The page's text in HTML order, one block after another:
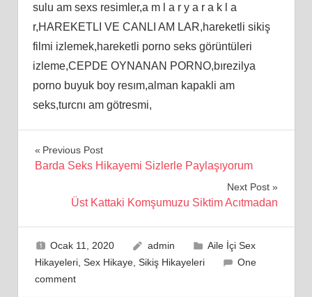
sulu am sexs resimler,a m l a r y a r a k l a
r,HAREKETLI VE CANLI AM LAR,hareketli sikiş
filmi izlemek,hareketli porno seks görüntüleri
izleme,CEPDE OYNANAN PORNO,bırezilya
porno buyuk boy resım,alman kapakli am
seks,turcnı am götresmi,
Yazı
Previous Post
Barda Seks Hikayemi Sizlerle Paylaşıyorum
Next Post
Üst Kattaki Komşumuzu Siktim Acıtmadan
Ocak 11, 2020 admin
Aile İçi Sex
Hikayeleri, Sex Hikaye, Sikiş Hikayeleri
One
comment